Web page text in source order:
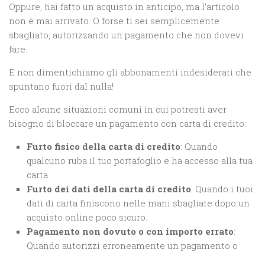
Oppure, hai fatto un acquisto in anticipo, ma l’articolo
non è mai arrivato. O forse ti sei semplicemente
sbagliato, autorizzando un pagamento che non dovevi
fare.
E non dimentichiamo gli abbonamenti indesiderati che
spuntano fuori dal nulla!
Ecco alcune situazioni comuni in cui potresti aver
bisogno di bloccare un pagamento con carta di credito:
Furto fisico della carta di credito: Quando
qualcuno ruba il tuo portafoglio e ha accesso alla tua
carta.
Furto dei dati della carta di credito: Quando i tuoi
dati di carta finiscono nelle mani sbagliate dopo un
acquisto online poco sicuro.
Pagamento non dovuto o con importo errato:
Quando autorizzi erroneamente un pagamento o